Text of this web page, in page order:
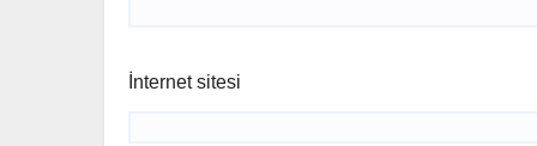
İnternet sitesi